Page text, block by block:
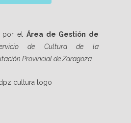
por el Área de Gestión de
de Cultura de la
Provincial de Zaragoza